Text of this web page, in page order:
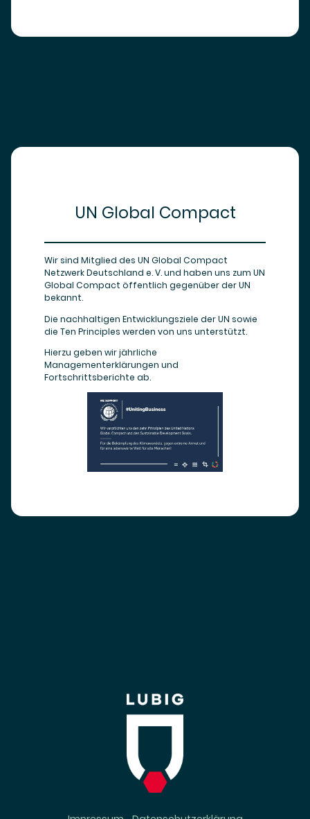
UN Global Compact
Wir sind Mitglied des UN Global Compact
Netzwerk Deutschland e. V. und haben uns zum UN
Global Compact öffentlich gegenüber der UN
bekannt.
Die nachhaltigen Entwicklungsziele der UN sowie
die Ten Principles werden von uns unterstützt.
Hierzu geben wir jährliche
Managementerklärungen und
Fortschrittsberichte ab.